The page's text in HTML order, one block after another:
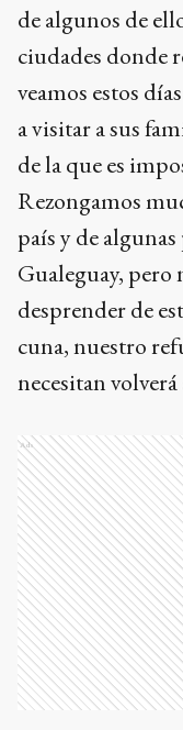
de algunos de
ciudades donde
veamos estos
a visitar a sus
de la que es
Rezongamos
país y de
Gualeguay, pero
desprender de
cuna, nuestro
necesitan
Ads